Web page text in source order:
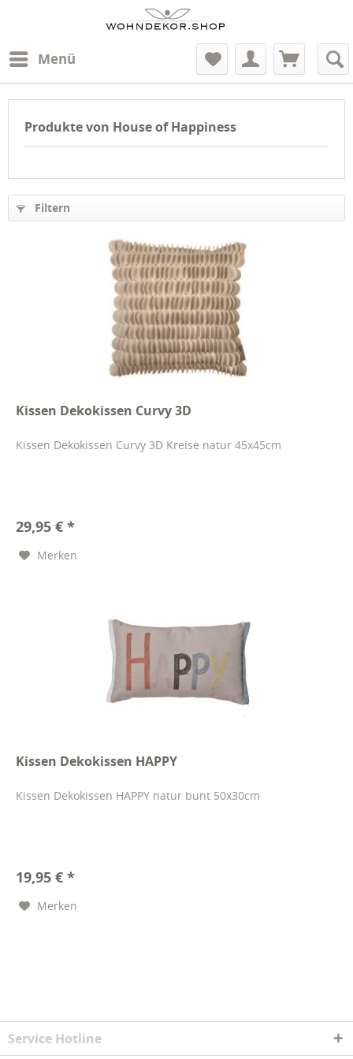
Menü
Produkte von House of Happiness
Filtern
Kissen Dekokissen Curvy 3D
Kissen Dekokissen Curvy 3D Kreise natur 45x45cm
29,95 € *
Merken
Kissen Dekokissen HAPPY
Kissen Dekokissen HAPPY natur bunt 50x30cm
19,95 € *
Merken
Service Hotline